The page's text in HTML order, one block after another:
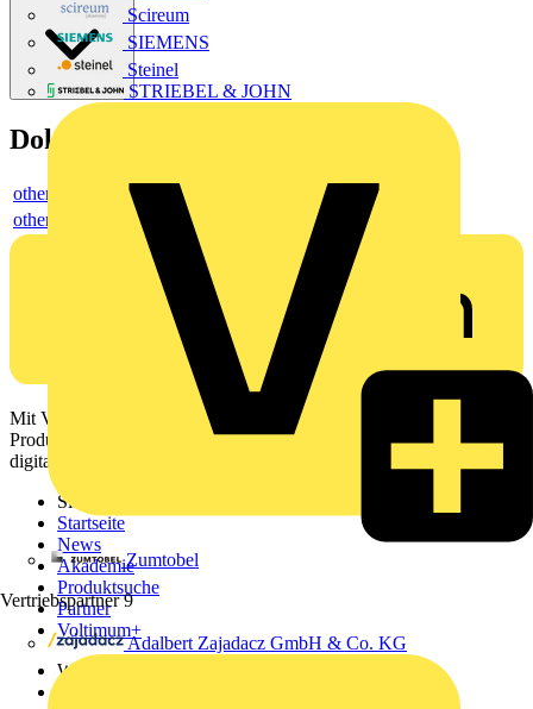
Scireum
SIEMENS
Steinel
STRIEBEL & JOHN
Zumtobel
Vertriebspartner 9
Adalbert Zajadacz GmbH & Co. KG
Dokumente
others
others
Mit Voltimum erhalten Elektrofachkräfte Zugang zu Branchennews,
Produktinformationen, Schulungen und Tools – alles auf einer
digitalen Plattform und Community.
Sitemap
Startseite
News
Akademie
Produktsuche
Partner
Voltimum+
Weitere Links